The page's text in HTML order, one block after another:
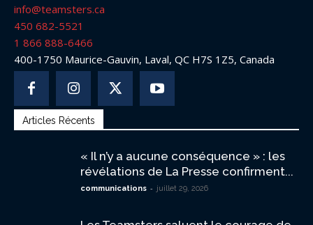
info@teamsters.ca
450 682-5521
1 866 888-6466
400-1750 Maurice-Gauvin, Laval, QC H7S 1Z5, Canada
Articles Récents
« Il n’y a aucune conséquence » : les
révélations de La Presse confirment...
communications - juillet 29, 2026